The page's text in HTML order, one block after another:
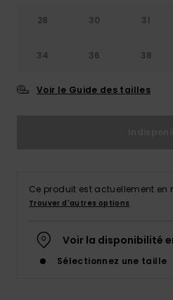
Consulter
28 30 31
34 36 38
Voir le Guide des tailles
Ce produit est actuellement en
Trouver d'autres options
Voir la disponibilité
Sélectionnez une taille